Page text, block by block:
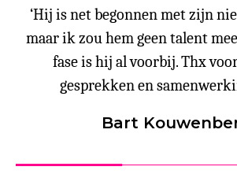
‘Hij is net begonnen met zijn
maar ik zou hem geen talent
fase is hij al voorbij. Thx
gesprekken en
Bart